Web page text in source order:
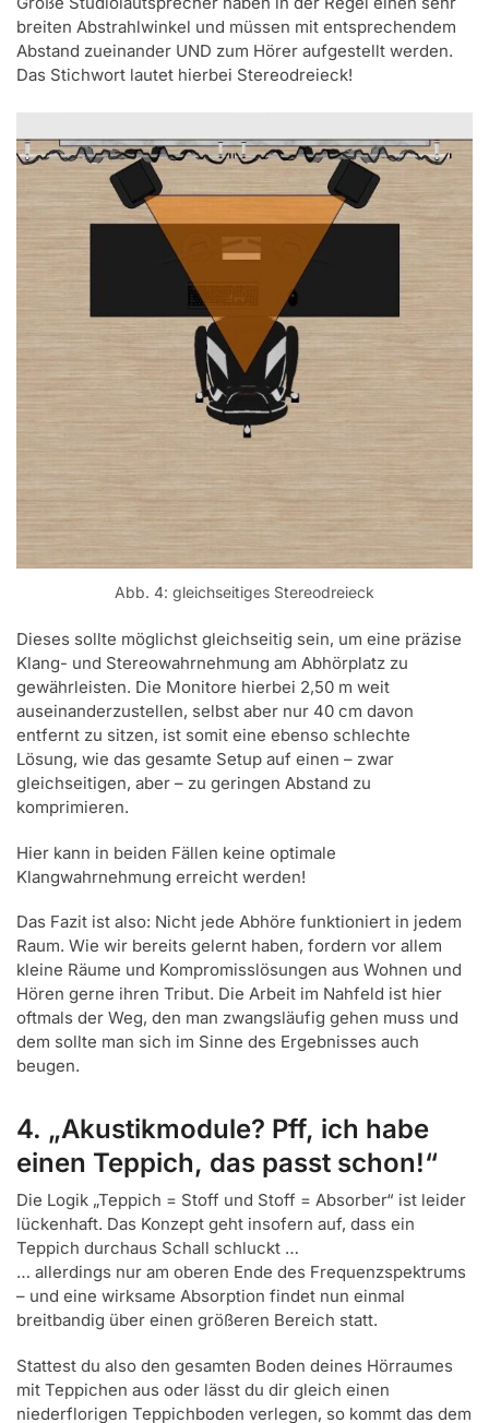
breiten Abstrahlwinkel und müssen mit entsprechendem
Abstand zueinander UND zum Hörer aufgestellt werden.
Das Stichwort lautet hierbei Stereodreieck!
Abb. 4: gleichseitiges Stereodreieck
Dieses sollte möglichst gleichseitig sein, um eine präzise
Klang- und Stereowahrnehmung am Abhörplatz zu
gewährleisten. Die Monitore hierbei 2,50 m weit
auseinanderzustellen, selbst aber nur 40 cm davon
entfernt zu sitzen, ist somit eine ebenso schlechte
Lösung, wie das gesamte Setup auf einen – zwar
gleichseitigen, aber – zu geringen Abstand zu
komprimieren.
Hier kann in beiden Fällen keine optimale
Klangwahrnehmung erreicht werden!
Das Fazit ist also: Nicht jede Abhöre funktioniert in jedem
Raum. Wie wir bereits gelernt haben, fordern vor allem
kleine Räume und Kompromisslösungen aus Wohnen und
Hören gerne ihren Tribut. Die Arbeit im Nahfeld ist hier
oftmals der Weg, den man zwangsläufig gehen muss und
dem sollte man sich im Sinne des Ergebnisses auch
beugen.
4. „Akustikmodule? Pff, ich habe
einen Teppich, das passt schon!“
Die Logik „Teppich = Stoff und Stoff = Absorber“ ist leider
lückenhaft. Das Konzept geht insofern auf, dass ein
Teppich durchaus Schall schluckt …
… allerdings nur am oberen Ende des Frequenzspektrums
– und eine wirksame Absorption findet nun einmal
breitbandig über einen größeren Bereich statt.
Stattest du also den gesamten Boden deines Hörraumes
mit Teppichen aus oder lässt du dir gleich einen
niederflorigen Teppichboden verlegen, so kommt das dem